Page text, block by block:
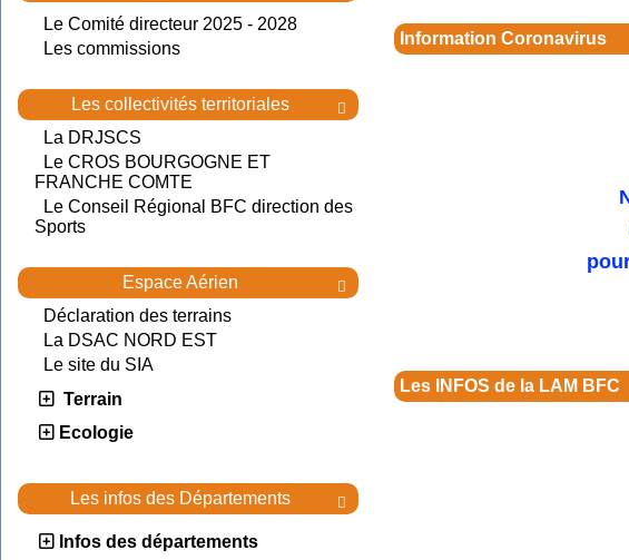
Le Comité directeur 2025 - 2028
Les commissions

Les collectivités territoriales
La DRJSCS
Le CROS BOURGOGNE ET
FRANCHE COMTE
Le Conseil Régional BFC direction des
Sports

Espace Aérien
Déclaration des terrains
La DSAC NORD EST
Le site du SIA
Terrain
Ecologie

Les infos des Départements
Infos des départements
Information Coronavirus
Les INFOS de la LAM BFC